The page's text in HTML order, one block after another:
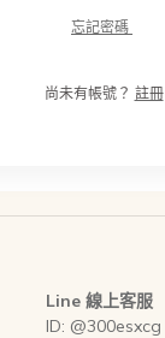
忘記密碼
尚未有帳號？ 註冊
Line 線上客服
ID: @300esxcg